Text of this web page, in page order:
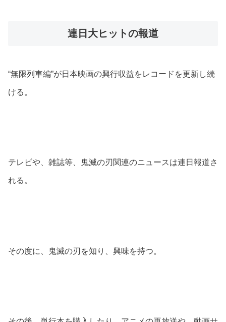
連日大ヒットの報道
“無限列車編”が日本映画の興行収益をレコードを更新し続
ける。
テレビや、雑誌等、鬼滅の刃関連のニュースは連日報道さ
れる。
その度に、鬼滅の刃を知り、興味を持つ。